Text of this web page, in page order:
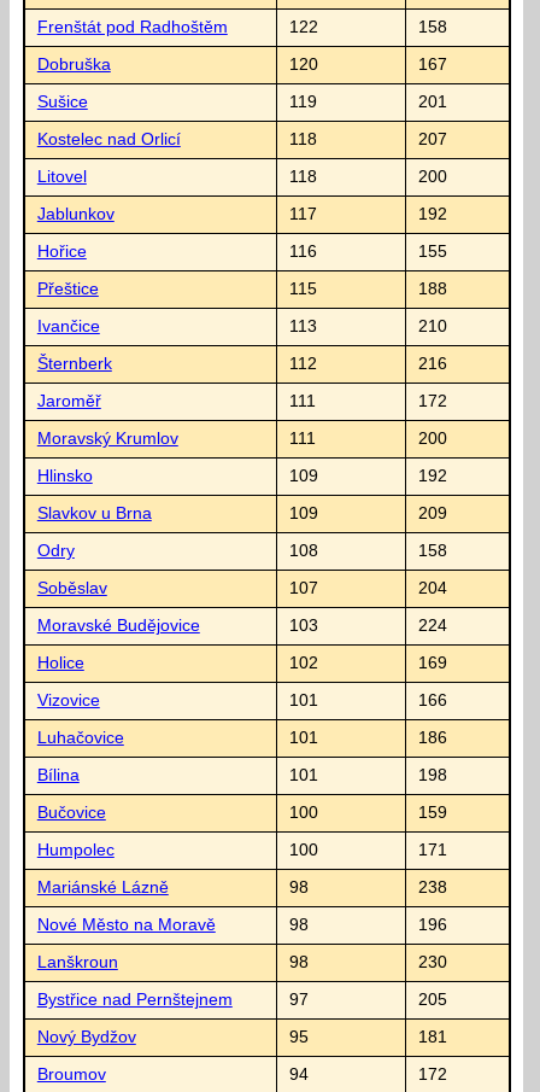
Frenštát pod Radhoštěm 122 158
Dobruška 120 167
Sušice 119 201
Kostelec nad Orlicí 118 207
Litovel 118 200
Jablunkov 117 192
Hořice 116 155
Přeštice 115 188
Ivančice 113 210
Šternberk 112 216
Jaroměř 111 172
Moravský Krumlov 111 200
Hlinsko 109 192
Slavkov u Brna 109 209
Odry 108 158
Soběslav 107 204
Moravské Budějovice 103 224
Holice 102 169
Vizovice 101 166
Luhačovice 101 186
Bílina 101 198
Bučovice 100 159
Humpolec 100 171
Mariánské Lázně 98 238
Nové Město na Moravě 98 196
Lanškroun 98 230
Bystřice nad Pernštejnem 97 205
Nový Bydžov 95 181
Broumov 94 172